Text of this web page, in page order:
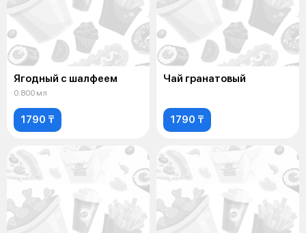
Ягодный с шалфеем
0.800 мл
1790 ₸
Чай гранатовый
1790 ₸